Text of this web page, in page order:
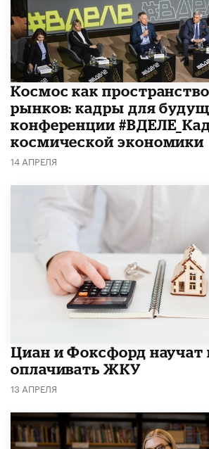
Космос как
рынков: кадры для
конференции
космической экономики
14 АПРЕЛЯ
Циан и Фоксфорд научат
оплачивать ЖКУ
13 АПРЕЛЯ